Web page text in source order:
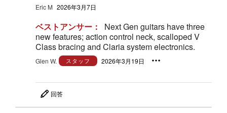
Eric M 2026年3月7日
ベストアンサー：
Next Gen guitars have three
new features; action control neck, scalloped V
Class bracing and Claria system electronics.
Glen W. スタッフ 2026年3月19日
回答